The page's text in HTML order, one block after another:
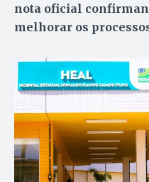
nota oficial
melhorar os